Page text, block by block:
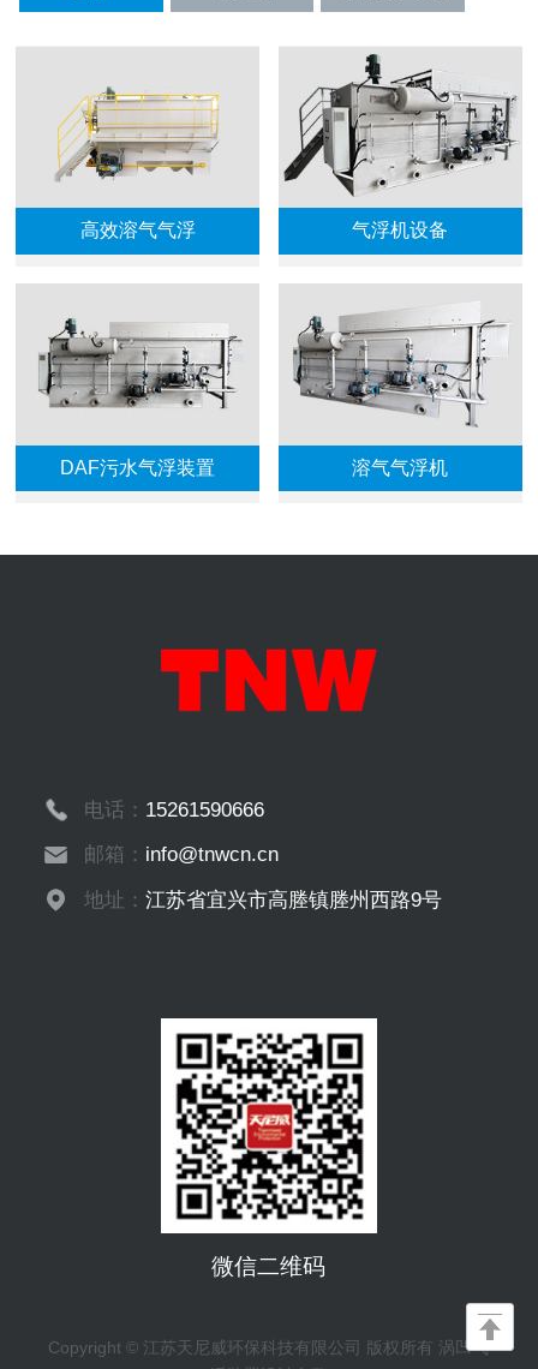
高效溶气气浮 气浮机设备
DAF污水气浮装置 溶气气浮机
电话： 15261590666
邮箱： info@tnwcn.cn
地址：江苏省宜兴市高塍镇塍州西路9号
微信二维码
Copyright © 江苏天尼威环保科技有限公司 版权所有 涡凹气